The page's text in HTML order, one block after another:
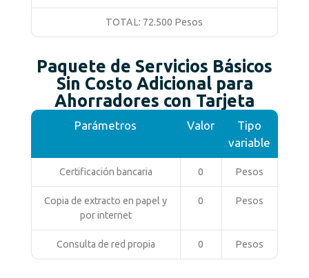
TOTAL: 72.500 Pesos
Paquete de Servicios Básicos
Sin Costo Adicional para
Ahorradores con Tarjeta
Parámetros Valor
Tipo
variable
Certificación bancaria 0 Pesos
Copia de extracto en papel y
por internet
0 Pesos
Consulta de red propia 0 Pesos